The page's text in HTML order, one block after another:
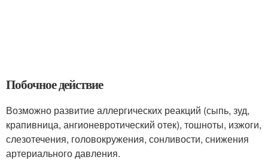
Побочное действие
Возможно развитие аллергических реакций (сыпь, зуд,
крапивница, ангионевротический отек), тошноты, изжоги,
слезотечения, головокружения, сонливости, снижения
артериального давления.